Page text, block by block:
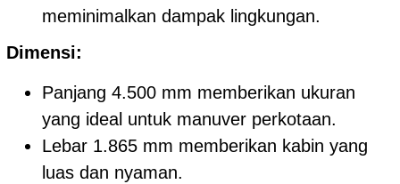
meminimalkan dampak lingkungan.
Dimensi:
Panjang 4.500 mm memberikan ukuran
yang ideal untuk manuver perkotaan.
Lebar 1.865 mm memberikan kabin yang
luas dan nyaman.